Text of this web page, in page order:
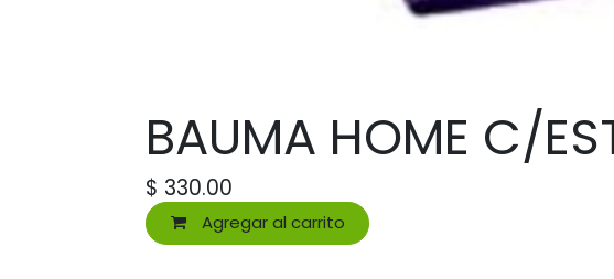
BAUMA HOME C/
$ 330.00
Agregar al carrito